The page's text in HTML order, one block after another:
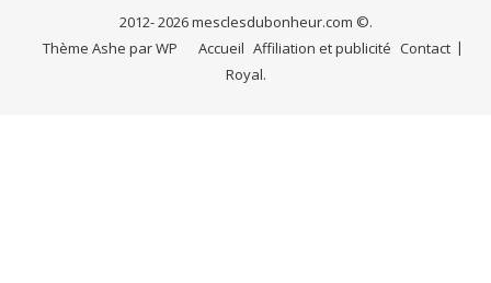
2012- 2026 mesclesdubonheur.com ©.
Accueil Affiliation et publicité Contact
Thème Ashe parWP
Royal.